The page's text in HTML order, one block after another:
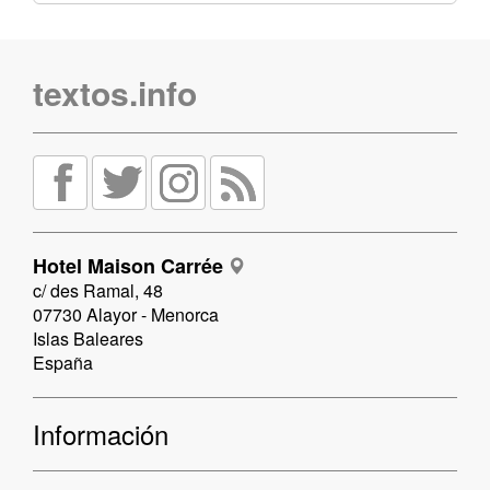
textos.info
Hotel Maison Carrée
c/ des Ramal, 48
07730 Alayor - Menorca
Islas Baleares
España
Información